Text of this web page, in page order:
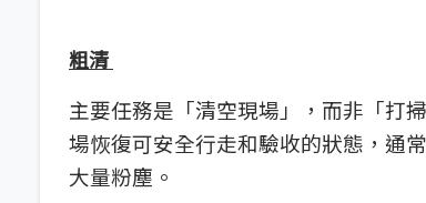
粗清
主要任務是「清空現場」，而非「打
場恢復可安全行走和驗收的狀態，通
大量粉塵。